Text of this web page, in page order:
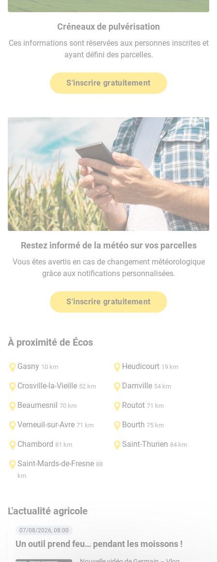
Créneaux de pulvérisation
Ces informations sont réservées aux personnes inscrites et
ayant défini des parcelles.
S'inscrire gratuitement
Restez informé de la météo sur vos parcelles
Vous êtes avertis en cas de changement météorologique
grâce aux notifications personnalisées.
S'inscrire gratuitement
À proximité de Écos
Gasny 10 km Heudicourt 19 km
Crosville-la-Vieille 52 km Damville 54 km
Beaumesnil 70 km Routot 71 km
Verneuil-sur-Avre 71 km Bourth 75 km
Chambord 81 km Saint-Thurien 84 km
Saint-Mards-de-Fresne 88
km
L'actualité agricole
Un outil prend feu… pendant les moissons !
07/08/2026, 08:00